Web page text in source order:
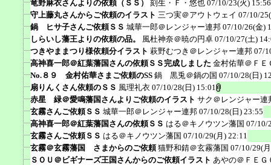
竜野麻衣さんよりの依頼（ＳＳ）
刻生・Ｆ・悠也 07/10/23(火) 15:56
守上藤丸さんからご依頼のイラスト 三つ実＠アウトウェイ 07/10/
鍋 ヒサ子さんご依頼ＳＳ 城華一郎＠レンジャー連邦 07/10/26(金)
しらいし藩王よりの依頼の品。
風杜神奈＠暁の円卓 07/10/27(土)
つきやままつり様依頼分イラスト 萩野むつき＠レンジャー連邦 07/
高神喜一郎＠紅葉藩国さんの依頼ＳＳ完成しました 金村佑華＠ＦＥ
No.８９ 金村佑華さまご依頼のSS 鍋 黒兎＠鍋の国 07/10/28(日)
扇りんくさん依頼のＳＳ 風理礼衣 07/10/28(日) 15:01
赤星 緑＠愛鳴藩国さんよりご依頼のイラスト サク＠レンジャー連
玄霧さんご依頼ＳＳ 城華一郎＠レンジャー連邦 07/10/28(日) 23:55
高神喜一郎＠紅葉藩国さんの依頼ＳＳ はる＠キノウツン藩国 07/10/
玄霧さんご依頼ＳＳ はる＠キノウツン藩国 07/10/29(月) 22:11
玄霧＠玄霧藩国 さまからのご依頼 猫野和錆＠玄霧藩国 07/10/29(
ＳＯＵ＠ビギナーズ王国さんからのご依頼イラスト あやの＠ＦＥＧ